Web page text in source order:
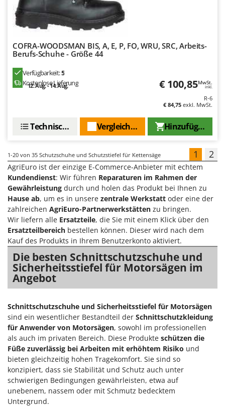
COFRA-WOODSMAN BIS, A, E, P, FO, WRU, SRC, Arbeits-
Berufs-Schuhe - Größe 44
Verfügbarkeit:5
Kostenlose Lieferung
12. Aug. - 14. Aug. € 100,85MwSt.
inkl.
R-6
€ 84,75 exkl. MwSt.
Hinzufügen
Vergleichen Sie
Technische Daten
1-20 von 35 Schutzschuhe und Schutzstiefel für Kettensäge 1 2
AgriEuro ist der einzige E-Commerce-Anbieter mit echtem
Kundendienst: Wir führen Reparaturen im Rahmen der
Gewährleistung durch und holen das Produkt bei Ihnen zu
Hause ab, um es in unsere zentrale Werkstatt oder eine der
zahlreichen AgriEuro-Partnerwerkstätten zu bringen.
Wir liefern alle Ersatzteile, die Sie mit einem Klick über den
Ersatzteilbereich bestellen können. Dieser wird nach dem
Kauf des Produkts in Ihrem Benutzerkonto aktiviert.
Die besten Schnittschutzschuhe und
Sicherheitsstiefel für Motorsägen im
Angebot
Schnittschutzschuhe und Sicherheitsstiefel für Motorsägen
sind ein wesentlicher Bestandteil der Schnittschutzkleidung
für Anwender von Motorsägen, sowohl im professionellen
als auch im privaten Bereich. Diese Produkte schützen die
Füße zuverlässig bei Arbeiten mit erhöhtem Risiko und
bieten gleichzeitig hohen Tragekomfort. Sie sind so
konzipiert, dass sie Stabilität und Schutz auch unter
schwierigen Bedingungen gewährleisten, etwa auf
unebenem, nassem oder mit Schmutz bedecktem
Untergrund.